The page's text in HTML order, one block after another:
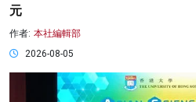
元
作者: 本社編輯部
2026-08-05